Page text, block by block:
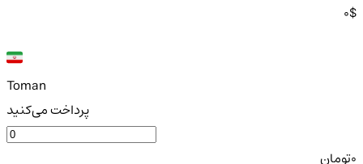
0$
Toman
پرداخت می‌کنید
تومان